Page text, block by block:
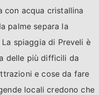
con acqua cristallina
palme separa la
spiaggia di Preveli è
delle più difficili da
e cose da fare
locali credono che